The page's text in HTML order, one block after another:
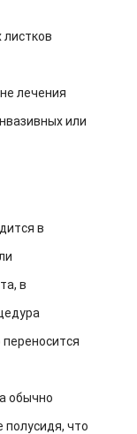
лечения
или
в
в
обычно
полусидя, что